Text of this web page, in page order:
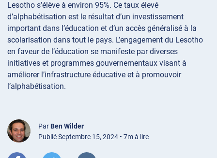
Lesotho s’élève à environ 95%. Ce taux élevé
d’alphabétisation est le résultat d’un investissement
important dans l’éducation et d’un accès généralisé à la
scolarisation dans tout le pays. L’engagement du Lesotho
en faveur de l’éducation se manifeste par diverses
initiatives et programmes gouvernementaux visant à
améliorer l’infrastructure éducative et à promouvoir
l’alphabétisation.
Par Ben Wilder
Publié Septembre 15, 2024 • 7m à lire